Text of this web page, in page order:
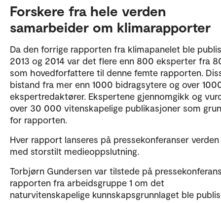
Forskere fra hele verden
samarbeider om klimarapporter
Da den forrige rapporten fra klimapanelet ble
2013 og 2014 var det flere enn 800 eksperter fra
som hovedforfattere til denne femte rapporten.
bistand fra mer enn 1000 bidragsytere og over
ekspertredaktører. Ekspertene gjennomgikk og
over 30 000 vitenskapelige publikasjoner som
for rapporten.
Hver rapport lanseres på pressekonferanser verden
med storstilt medieoppslutning.
Torbjørn Gundersen var tilstede på
rapporten fra arbeidsgruppe 1 om det
naturvitenskapelige kunnskapsgrunnlaget ble